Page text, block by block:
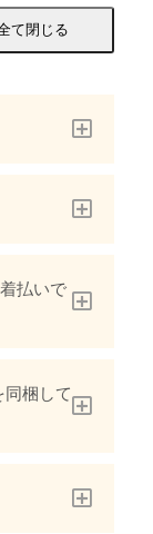
払いで
梱して